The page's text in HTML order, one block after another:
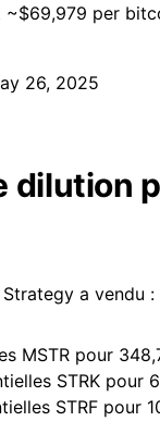
per
26, 2025
dilution
a vendu :
MSTR pour
STRK pour
STRF pour